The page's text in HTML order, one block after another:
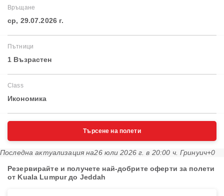
Връщане
ср, 29.07.2026 г.
Пътници
1 Възрастен
Class
Икономика
Търсене на полети
Последна актуализация на26 юли 2026 г. в 20:00 ч. Гринуич+0
Резервирайте и получете най-добрите оферти за полети
от Kuala Lumpur до Jeddah